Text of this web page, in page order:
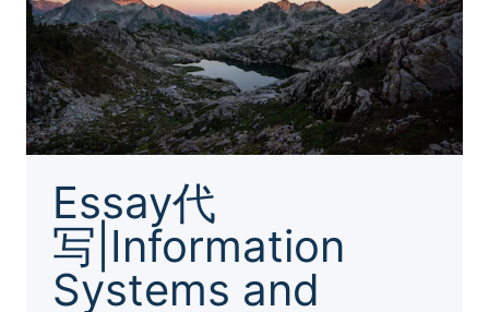
Essay代
写|Information
Systems and